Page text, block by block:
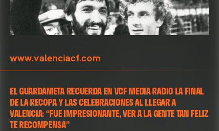
www.valenciacf.com
EL GUARDAMETA RECUERDA EN VCF MEDIA RADIO LA FINAL
DE LA RECOPA Y LAS CELEBRACIONES AL LLEGAR A
VALENCIA: “FUE IMPRESIONANTE, VER A LA GENTE TAN FELIZ
TE RECOMPENSA”